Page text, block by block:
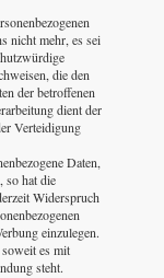
nicht mehr, es sei
die den
der betroffenen
dient der
Verteidigung
Daten,
so hat die
Widerspruch
einzulegen.
es mit
steht.